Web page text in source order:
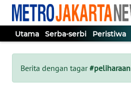
Utama Serba-serbi Peristiwa
Berita dengan tagar#peliharaan
Tutup